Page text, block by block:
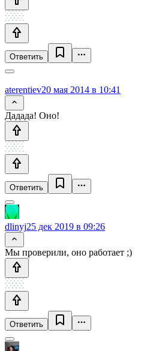
Ответить
aterentiev20 мая 2014 в 10:41
Дадада! Оно!
Ответить
dlinyj25 дек 2019 в 09:26
Мы проверили, оно работает ;)
Ответить